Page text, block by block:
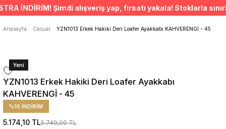
ÜCRETSİZ TESLİMAT İMKANI
SÜRDÜRÜLEBİLİR ÜRÜNLER
Anasayfa
Casual YZN1013 Erkek Hakiki Deri Loafer Ayakkabı KAHVERENGİ - 45
Yeni
YZN1013 Erkek Hakiki Deri Loafer Ayakkabı
KAHVERENGİ - 45
%10 İNDİRİM
5.174,10 TL5.749,00 TL
İNDİRİM! Şimdi alışveriş yap, fırsatı yakala! Stoklarla